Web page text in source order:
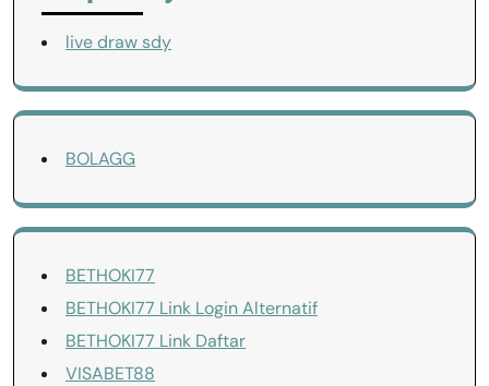
live draw sdy
BOLAGG
BETHOKI77
BETHOKI77 Link Login Alternatif
BETHOKI77 Link Daftar
VISABET88